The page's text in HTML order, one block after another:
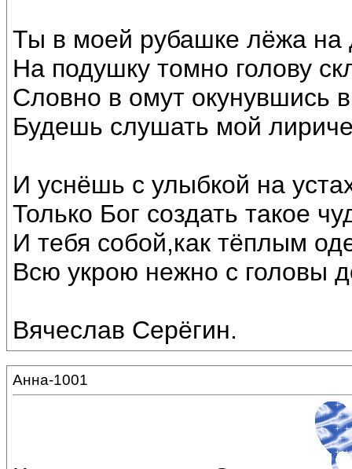
Ты в моей рубашке лёжа на
На подушку томно голову
Словно в омут окунувшись
Будешь слушать мой
И уснёшь с улыбкой на
Только Бог создать такое
И тебя собой,как тёплым
Всю укрою нежно с головы
Вячеслав Серёгин.
Анна-1001